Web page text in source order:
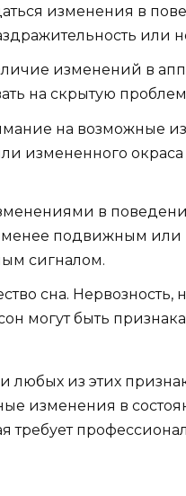
изменения в
или
изменений в
на скрытую
на возможные
измененного окраса
в
менее подвижным или
сигналом.
сна.
могут быть
любых из этих
изменения в
требует